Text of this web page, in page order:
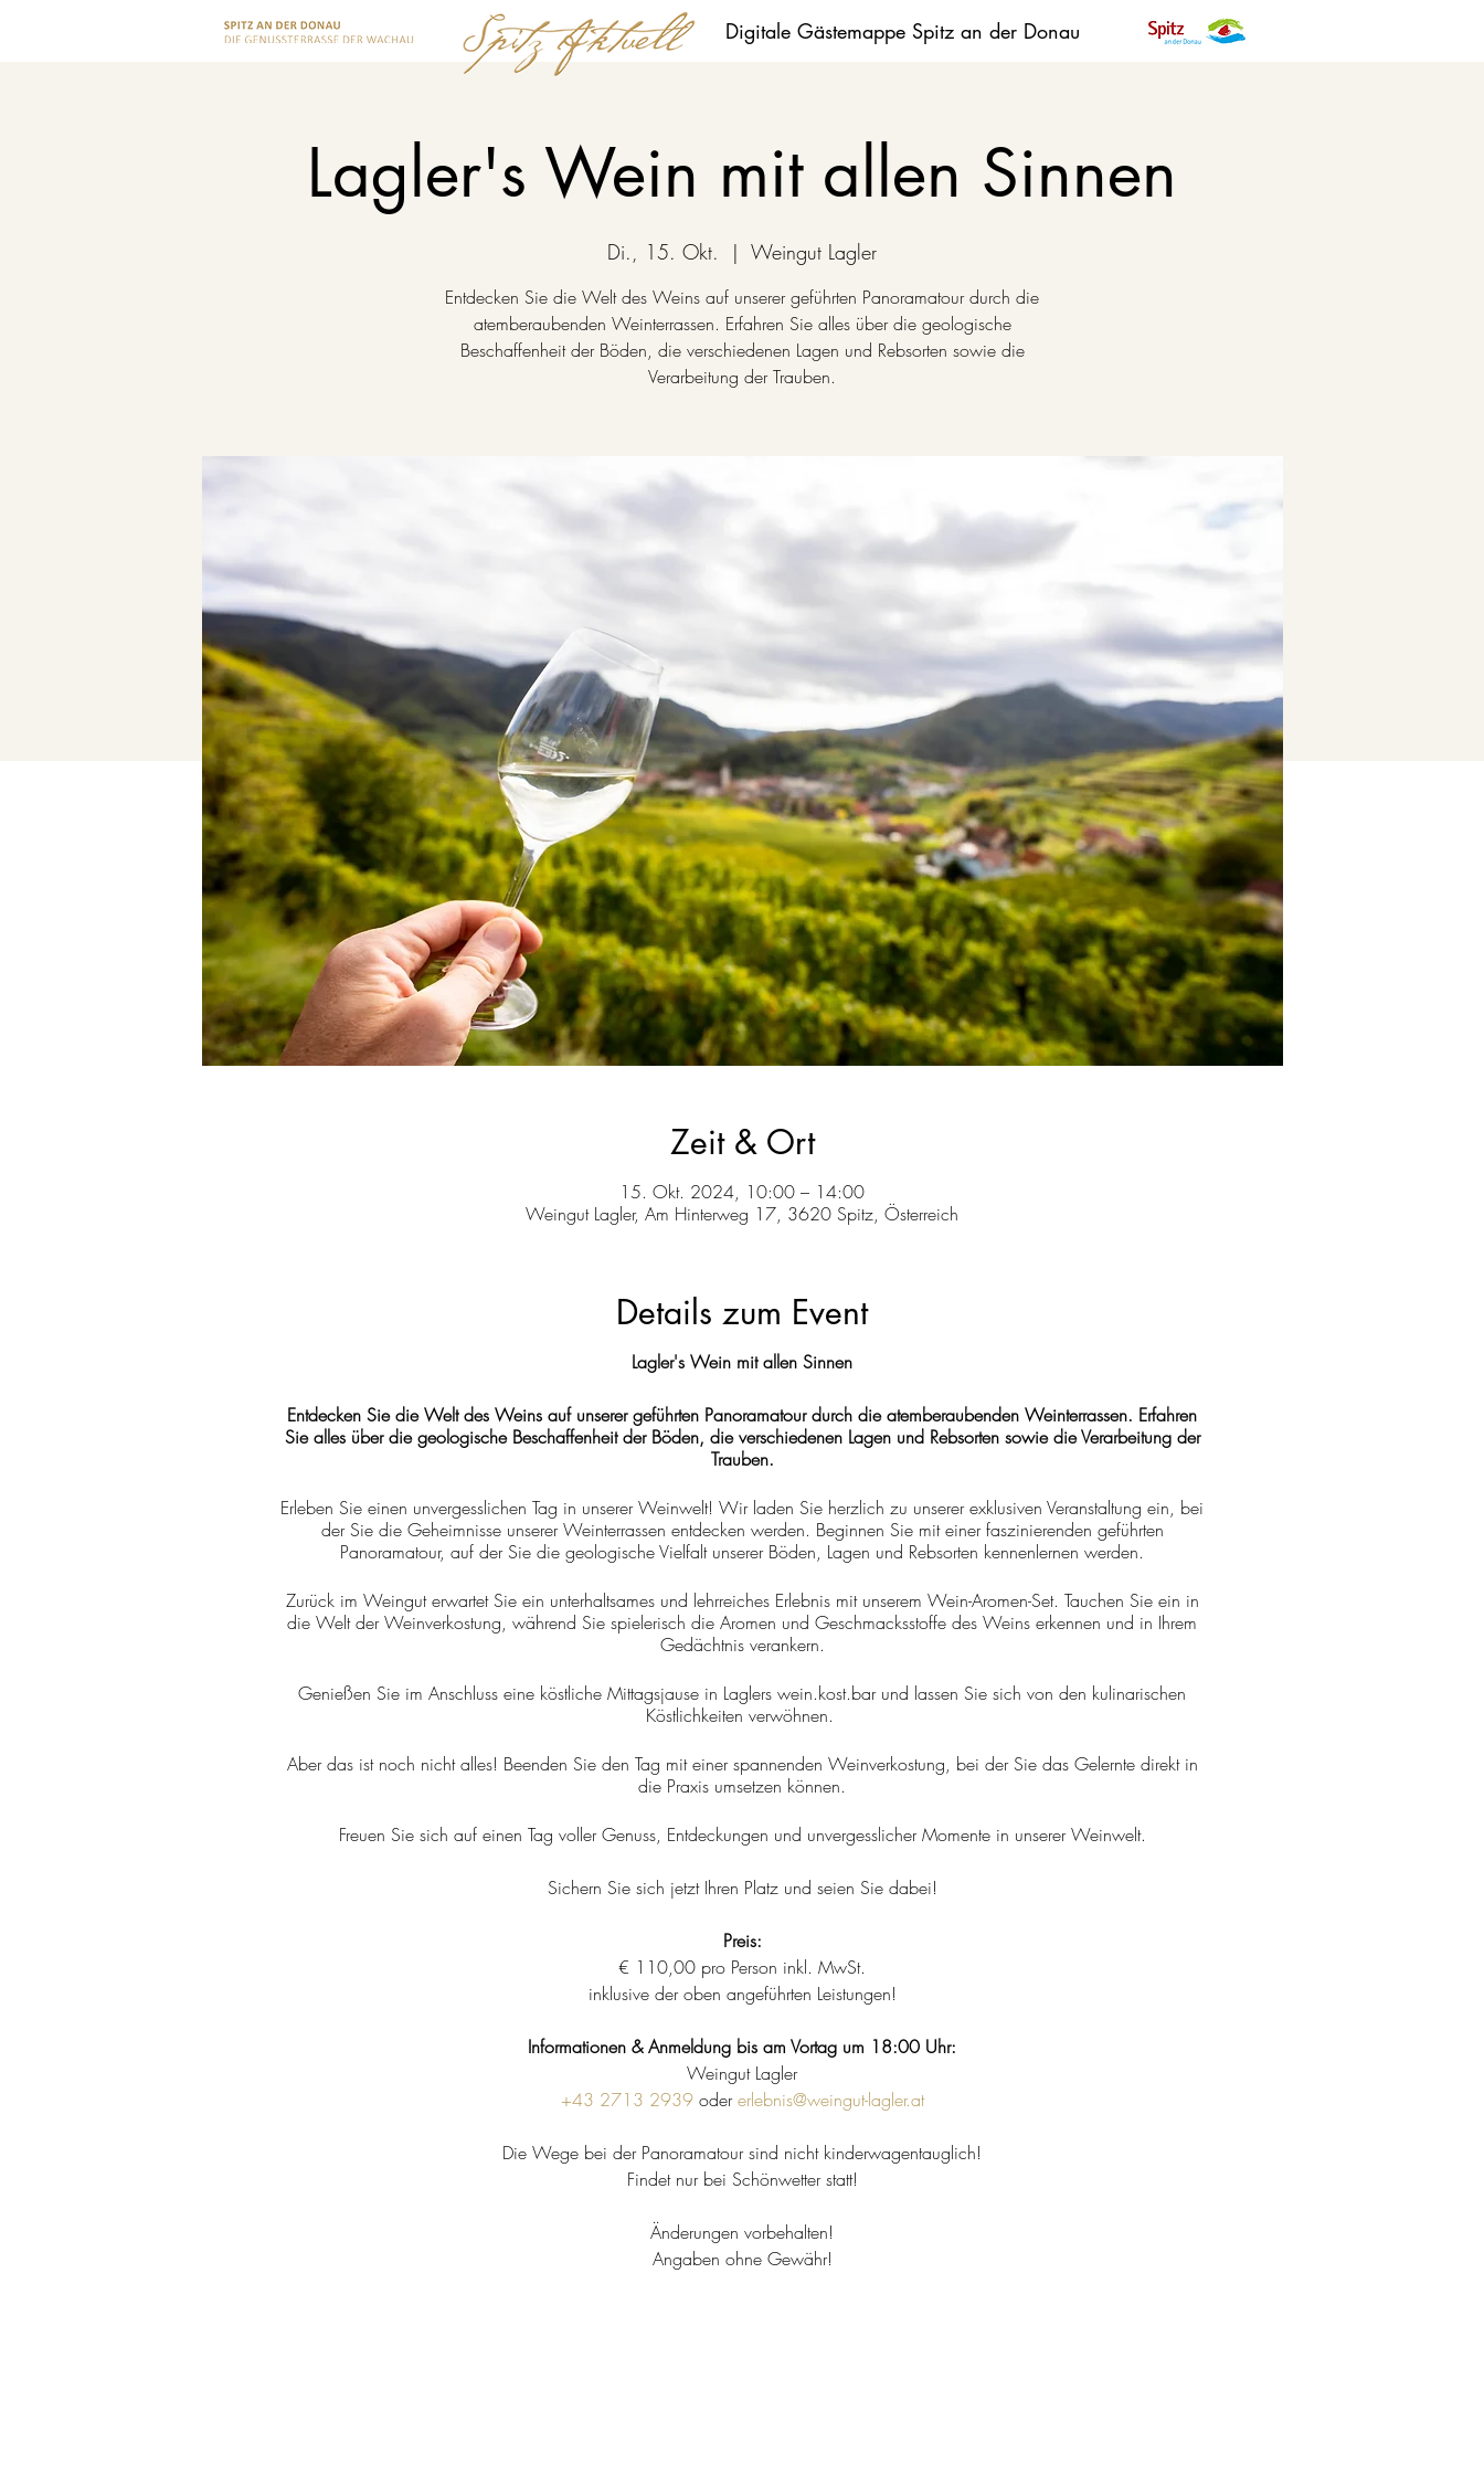
Digitale Gästemappe Spitz an der Donau
Lagler's Wein mit allen Sinnen
Di., 15. Okt.
  |
Weingut Lagler
Entdecken Sie die Welt des Weins auf unserer geführten Panoramatour durch die
atemberaubenden Weinterrassen. Erfahren Sie alles über die geologische
Beschaffenheit der Böden, die verschiedenen Lagen und Rebsorten sowie die
Verarbeitung der Trauben.
Zeit & Ort
15. Okt. 2024, 10:00 – 14:00
Weingut Lagler, Am Hinterweg 17, 3620 Spitz, Österreich
Details zum Event
Lagler's Wein mit allen Sinnen
Entdecken Sie die Welt des Weins auf unserer geführten Panoramatour durch die atemberaubenden Weinterrassen. Erfahren
Sie alles über die geologische Beschaffenheit der Böden, die verschiedenen Lagen und Rebsorten sowie die Verarbeitung der
Trauben.
Erleben Sie einen unvergesslichen Tag in unserer Weinwelt! Wir laden Sie herzlich zu unserer exklusiven Veranstaltung ein, bei
der Sie die Geheimnisse unserer Weinterrassen entdecken werden. Beginnen Sie mit einer faszinierenden geführten
Panoramatour, auf der Sie die geologische Vielfalt unserer Böden, Lagen und Rebsorten kennenlernen werden.
Zurück im Weingut erwartet Sie ein unterhaltsames und lehrreiches Erlebnis mit unserem Wein-Aromen-Set. Tauchen Sie ein in
die Welt der Weinverkostung, während Sie spielerisch die Aromen und Geschmacksstoffe des Weins erkennen und in Ihrem
Gedächtnis verankern.
Genießen Sie im Anschluss eine köstliche Mittagsjause in Laglers wein.kost.bar und lassen Sie sich von den kulinarischen
Köstlichkeiten verwöhnen.
Aber das ist noch nicht alles! Beenden Sie den Tag mit einer spannenden Weinverkostung, bei der Sie das Gelernte direkt in
die Praxis umsetzen können.
Freuen Sie sich auf einen Tag voller Genuss, Entdeckungen und unvergesslicher Momente in unserer Weinwelt.
Sichern Sie sich jetzt Ihren Platz und seien Sie dabei!
Preis:
€ 110,00 pro Person inkl. MwSt.
inklusive der oben angeführten Leistungen!
Informationen & Anmeldung bis am Vortag um 18:00 Uhr:
Weingut Lagler
+43 2713 2939odererlebnis@weingut-lagler.at
Die Wege bei der Panoramatour sind nicht kinderwagentauglich!
Findet nur bei Schönwetter statt!
Änderungen vorbehalten!
Angaben ohne Gewähr!